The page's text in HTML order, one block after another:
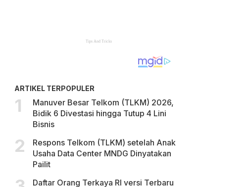
ARTIKEL TERPOPULER
Manuver Besar Telkom (TLKM) 2026,
Bidik 6 Divestasi hingga Tutup 4 Lini
Bisnis
Respons Telkom (TLKM) setelah Anak
Usaha Data Center MNDG Dinyatakan
Pailit
Daftar Orang Terkaya RI versi Terbaru